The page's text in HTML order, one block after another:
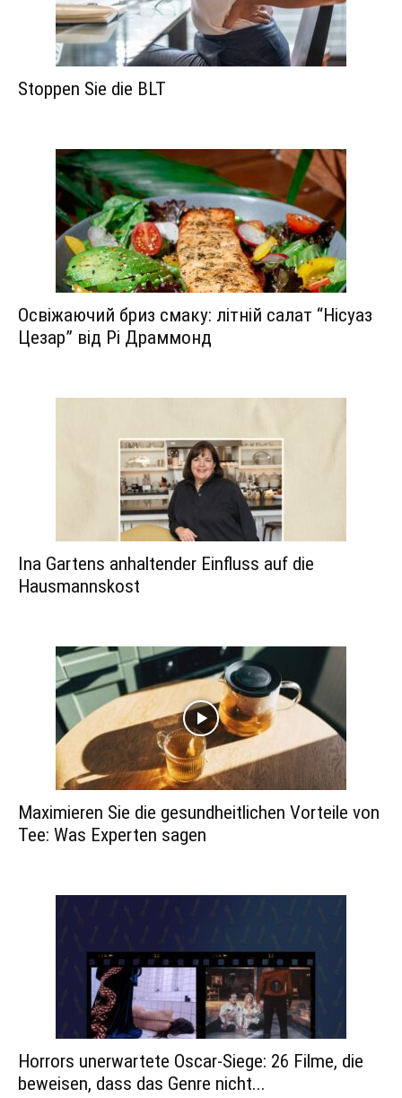
Stoppen Sie die BLT
Освіжаючий бриз смаку: літній салат “Нісуаз
Цезар” від Рі Драммонд
Ina Gartens anhaltender Einfluss auf die
Hausmannskost
Maximieren Sie die gesundheitlichen Vorteile von
Tee: Was Experten sagen
Horrors unerwartete Oscar-Siege: 26 Filme, die
beweisen, dass das Genre nicht...